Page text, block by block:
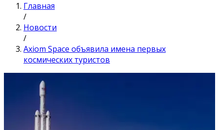
Главная
/
Новости
/
Axiom Space объявила имена первых
космических туристов